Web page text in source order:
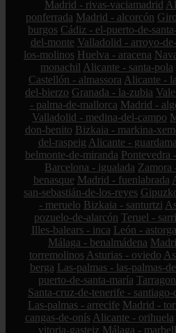
Madrid - rivas-vaciamadrid
ponferrada Madrid - alcorcón
burgos Cádiz - el-puerto-de-
del-monte Valladolid - arroyo-
los-molinos Huelva - aracena
monachil Alicante - santa-pola
Castellón - almassora Alicante -
del-bierzo Granada - la-zubia
- palma-de-mallorca Madrid -
Valladolid - medina-del-campo
don-benito Bizkaia - markina-
del-raspeig Alicante -
belmonte-de-miranda Pontevedra
Barcelona - igualada Zamora
benasque Madrid - fuenlabrada
san-sebastián-de-los-reyes
- meruelo Bizkaia - santurtzi
pozuelo-de-alarcón Teruel -
Illes-balears - inca León - astorga
Málaga - benalmádena
torremolinos Asturias - oviedo
berga Las-palmas - las-palmas-
puerto-de-santa-maría
Santa-cruz-de-tenerife - santiago-
Las-palmas - arrecife Madrid -
cangas-de-onís Alicante - orihuela
vitoria-gasteiz Málaga -